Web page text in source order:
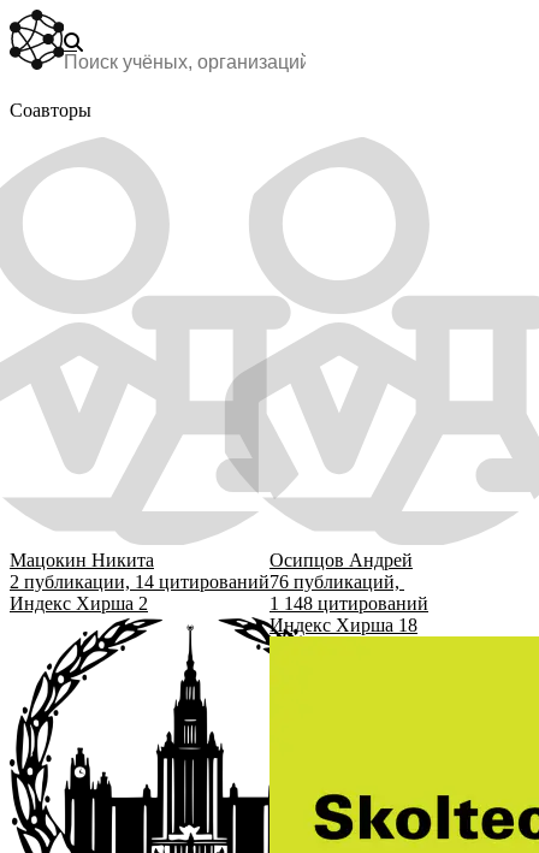
Соавторы
Мацокин Никита
2 публикации, 14 цитирований
Индекс Хирша 2
университет
имени М.В.
Ломоносова
Осипцов Андрей
76 публикаций,
1 148 цитирований
Индекс Хирша 18